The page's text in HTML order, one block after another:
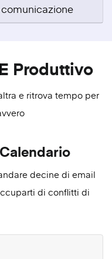
Produttivo
e ritrova tempo per
decine di email
di conflitti di